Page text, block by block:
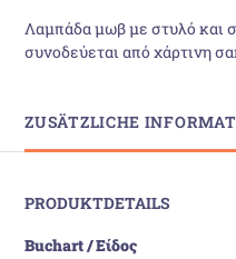
Λαμπάδα μωβ με στυλό και
συνοδεύεται από χάρτινη
ZUSÄTZLICHE
PRODUKTDETAILS
Buchart / Είδος